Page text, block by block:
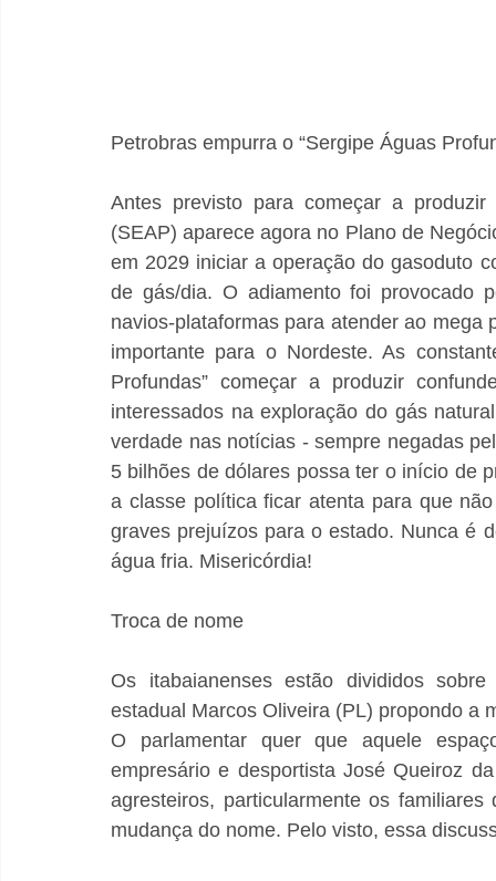
Petrobras empurra o “Sergipe Águas
Antes previsto para começar a
(SEAP) aparece agora no Plano de
em 2029 iniciar a operação do gasoduto
de gás/dia. O adiamento foi provocado
navios-plataformas para atender ao
importante para o Nordeste. As
Profundas” começar a produzir
interessados na exploração do gás
verdade nas notícias - sempre negadas
5 bilhões de dólares possa ter o início de
a classe política ficar atenta para que
graves prejuízos para o estado. Nunca é
água fria. Misericórdia!
Troca de nome
Os itabaianenses estão divididos
estadual Marcos Oliveira (PL) propondo a
O parlamentar quer que aquele
empresário e desportista José Queiroz
agresteiros, particularmente os
mudança do nome. Pelo visto, essa